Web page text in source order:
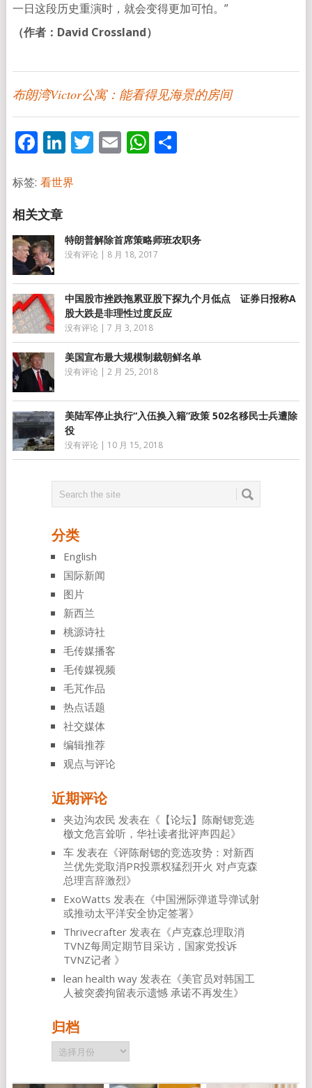
一日这段历史重演时，就会变得更加可怕。”
（作者：David Crossland）
布朗湾Victor公寓：能看得见海景的房间
Facebook
LinkedIn
Twitter
EmailWhatsApp
分
标签: 看世界
特朗普解除首席策略师班农职务
没有评论 | 8 月 18, 2017
中国股市挫跌拖累亚股下探九个月低点 证券日报称A
股大跌是非理性过度反应
没有评论 | 7 月 3, 2018
美国宣布最大规模制裁朝鲜名单
没有评论 | 2 月 25, 2018
美陆军停止执行“入伍换入籍”政策 502名移民士兵遭除
役
没有评论 | 10 月 15, 2018
分类
English
国际新闻
图片
新西兰
桃源诗社
毛传媒播客
毛传媒视频
毛芃作品
热点话题
社交媒体
编辑推荐
观点与评论
近期评论
夹边沟农民 发表在《 【论坛】陈耐锶竞选
檄文危言耸听，华社读者批评声四起》
车发表在《评陈耐锶的竞选攻势：对新西
兰优先党取消PR投票权猛烈开火 对卢克森
总理言辞激烈》
ExoWatts 发表在《中国洲际弹道导弹试射
或推动太平洋安全协定签署》
Thrivecrafter发表在《卢克森总理取消
TVNZ每周定期节目采访，国家党投诉
TVNZ记者 》
lean health way发表在《美官员对韩国工
人被突袭拘留表示遗憾 承诺不再发生》
归档
归
档